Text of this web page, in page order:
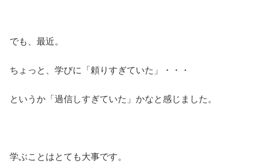
でも、最近。
ちょっと、学びに「頼りすぎていた」・・・
というか「過信しすぎていた」かなと感じました。
学ぶことはとても大事です。